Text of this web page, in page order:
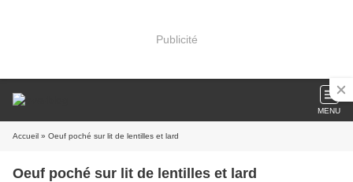
Publicité
MENU
Accueil » Oeuf poché sur lit de lentilles et lard
Oeuf poché sur lit de lentilles et lard